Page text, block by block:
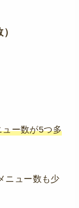
ー数が5つ多
ニュー数も少